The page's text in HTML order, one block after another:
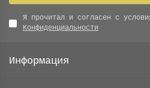
Я прочитал и согласен с
Конфиденциальности
Информация